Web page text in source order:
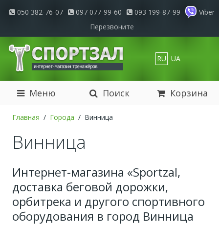
050 382-76-07 097 077-99-60 093 199-87-99
Viber
Перезвоните
RU UA
Меню Поиск Корзина
Главная Города Винница
Винница
Интернет-магазина «Sportzal,
доставка беговой дорожки,
орбитрека и другого спортивного
оборудования в город Винница